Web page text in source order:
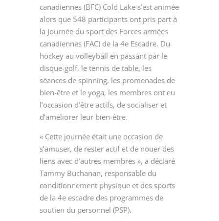
canadiennes (BFC) Cold Lake s’est animée
alors que 548 participants ont pris part à
la Journée du sport des Forces armées
canadiennes (FAC) de la 4eEscadre. Du
hockey au volleyball en passant par le
disque-golf, le tennis de table, les
séances de spinning, les promenades de
bien-être et le yoga, les membres ont eu
l’occasion d’être actifs, de socialiser et
d’améliorer leur bien-être.
« Cette journée était une occasion de
s’amuser, de rester actif et de nouer des
liens avec d’autres membres », a déclaré
Tammy Buchanan, responsable du
conditionnement physique et des sports
de la 4eescadre des programmes de
soutien du personnel (PSP).